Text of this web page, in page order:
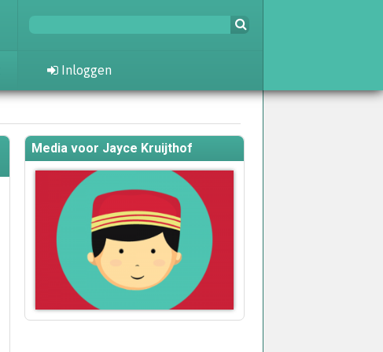
Inloggen
Media voor Jayce Kruijthof